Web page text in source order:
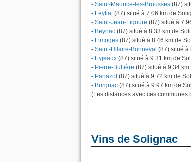
- Saint-Maurice-les-Brousses (87)
- Feytiat(87) situé à 7.06 km de
- Saint-Jean-Ligoure (87) situé à
- Beynac (87) situé à 8.33 km de
- Limoges (87) situé à 8.46 km de
- Saint-Hilaire-Bonneval (87) situé à
- Eyjeaux (87) situé à 9.31 km de
- Pierre-Buffière (87) situé à 9.34
- Panazol (87) situé à 9.72 km de
- Burgnac (87) situé à 9.97 km de
(Les distances avec ces
Vins de Solignac